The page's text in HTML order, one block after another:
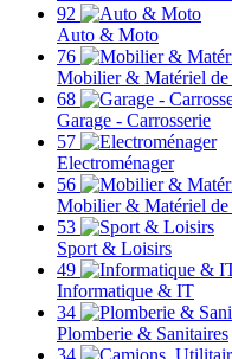
92
Auto & Moto
76
Mobilier & Matériel de
68
Garage - Carrosserie
57
Electroménager
56
Mobilier & Matériel de
53
Sport & Loisirs
49
Informatique & IT
34
Plomberie & Sanitaires
34